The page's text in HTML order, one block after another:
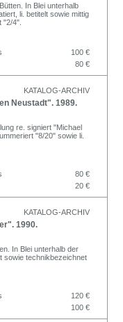
In Blei unterhalb
li. betitelt sowie mittig
"2/4".
100 €
80 €
KATALOG-ARCHIV
Neustadt". 1989.
re. signiert "Michael
"8/20" sowie li.
80 €
20 €
KATALOG-ARCHIV
1990.
In Blei unterhalb der
sowie technikbezeichnet
120 €
100 €